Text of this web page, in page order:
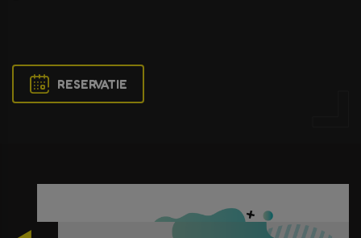
RESERVATIE